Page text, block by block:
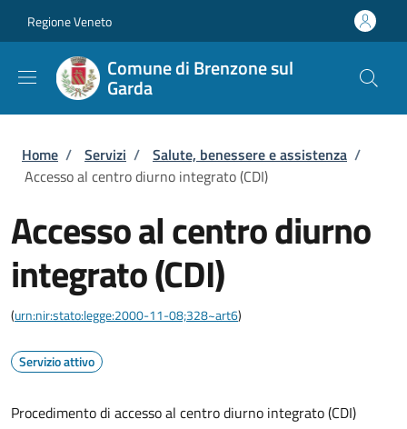
Regione Veneto
Comune di Brenzone sul
Garda
Briciole di pane
Home / Servizi / Salute, benessere e assistenza /
Accesso al centro diurno integrato (CDI)
Accesso al centro diurno
integrato (CDI)
(urn:nir:stato:legge:2000-11-08;328~art6)
Servizio attivo
Procedimento di accesso al centro diurno integrato (CDI)